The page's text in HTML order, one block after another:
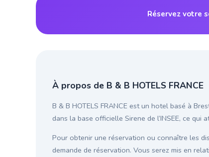
Réservez votre
À propos de B & B HOTELS FRANCE
B & B HOTELS FRANCE est un hotel basé à
dans la base officielle Sirene de l’INSEE, ce
Pour obtenir une réservation ou connaître les
demande de réservation. Vous serez mis en